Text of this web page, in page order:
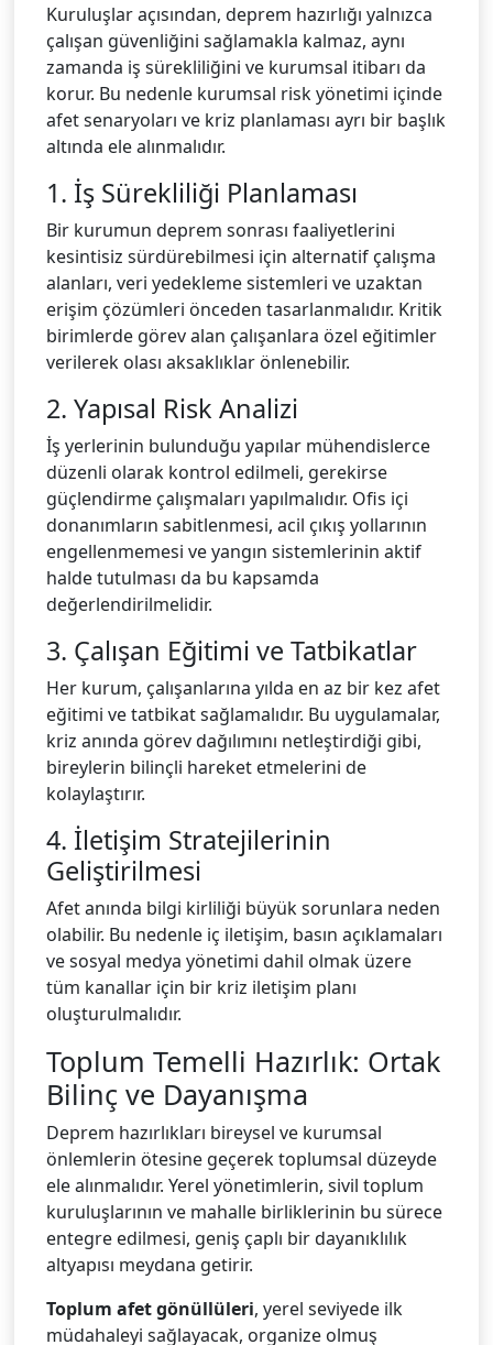
Kuruluşlar açısından, deprem hazırlığı yalnızca
çalışan güvenliğini sağlamakla kalmaz, aynı
zamanda iş sürekliliğini ve kurumsal itibarı da
korur. Bu nedenle kurumsal risk yönetimi içinde
afet senaryoları ve kriz planlaması ayrı bir başlık
altında ele alınmalıdır.
1. İş Sürekliliği Planlaması
Bir kurumun deprem sonrası faaliyetlerini
kesintisiz sürdürebilmesi için alternatif çalışma
alanları, veri yedekleme sistemleri ve uzaktan
erişim çözümleri önceden tasarlanmalıdır. Kritik
birimlerde görev alan çalışanlara özel eğitimler
verilerek olası aksaklıklar önlenebilir.
2. Yapısal Risk Analizi
İş yerlerinin bulunduğu yapılar mühendislerce
düzenli olarak kontrol edilmeli, gerekirse
güçlendirme çalışmaları yapılmalıdır. Ofis içi
donanımların sabitlenmesi, acil çıkış yollarının
engellenmemesi ve yangın sistemlerinin aktif
halde tutulması da bu kapsamda
değerlendirilmelidir.
3. Çalışan Eğitimi ve Tatbikatlar
Her kurum, çalışanlarına yılda en az bir kez afet
eğitimi ve tatbikat sağlamalıdır. Bu uygulamalar,
kriz anında görev dağılımını netleştirdiği gibi,
bireylerin bilinçli hareket etmelerini de
kolaylaştırır.
4. İletişim Stratejilerinin
Geliştirilmesi
Afet anında bilgi kirliliği büyük sorunlara neden
olabilir. Bu nedenle iç iletişim, basın açıklamaları
ve sosyal medya yönetimi dahil olmak üzere
tüm kanallar için bir kriz iletişim planı
oluşturulmalıdır.
Toplum Temelli Hazırlık: Ortak
Bilinç ve Dayanışma
Deprem hazırlıkları bireysel ve kurumsal
önlemlerin ötesine geçerek toplumsal düzeyde
ele alınmalıdır. Yerel yönetimlerin, sivil toplum
kuruluşlarının ve mahalle birliklerinin bu sürece
entegre edilmesi, geniş çaplı bir dayanıklılık
altyapısı meydana getirir.
Toplum afet gönüllüleri, yerel seviyede ilk
müdahaleyi sağlayacak, organize olmuş